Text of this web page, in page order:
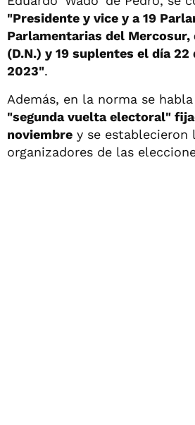
"Presidente y vice y a 19
Parlamentarias del
(D.N.) y 19 suplentes el día
2023".
Además, en la norma se
"segunda vuelta electoral"
noviembre y se establecieron
organizadores de las